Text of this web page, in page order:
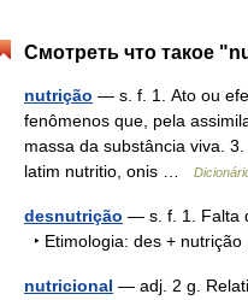
Смотреть что такое
nutrição — s. f. 1. Ato ou
fenômenos que, pela
massa da substância viva.
latim nutritio, onis …
desnutrição — s. f. 1. Falta
‣ Etimologia: des +
nutricional — adj. 2 g.